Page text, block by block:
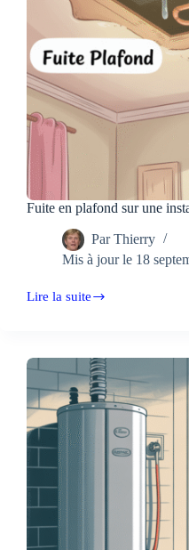
Fuite en plafond sur une
Par Thierry
Mis à jour le 18
Lire la suite
Fuite
une
installation
de
chauffage